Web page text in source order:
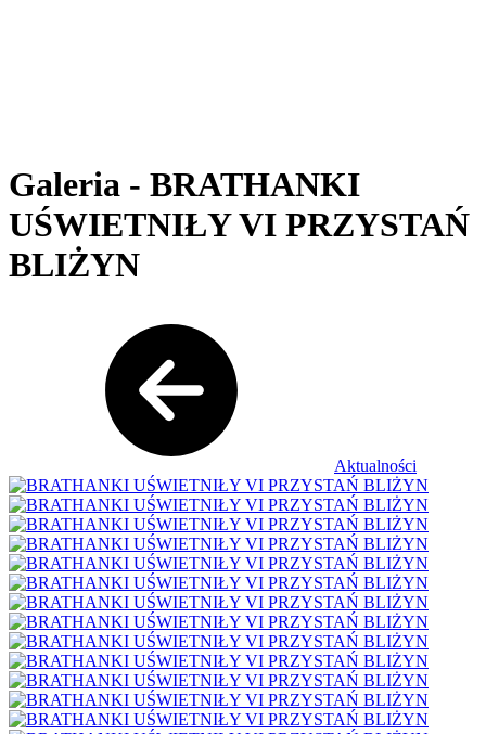
Galeria - BRATHANKI
UŚWIETNIŁY VI PRZYSTAŃ
BLIŻYN
Aktualności